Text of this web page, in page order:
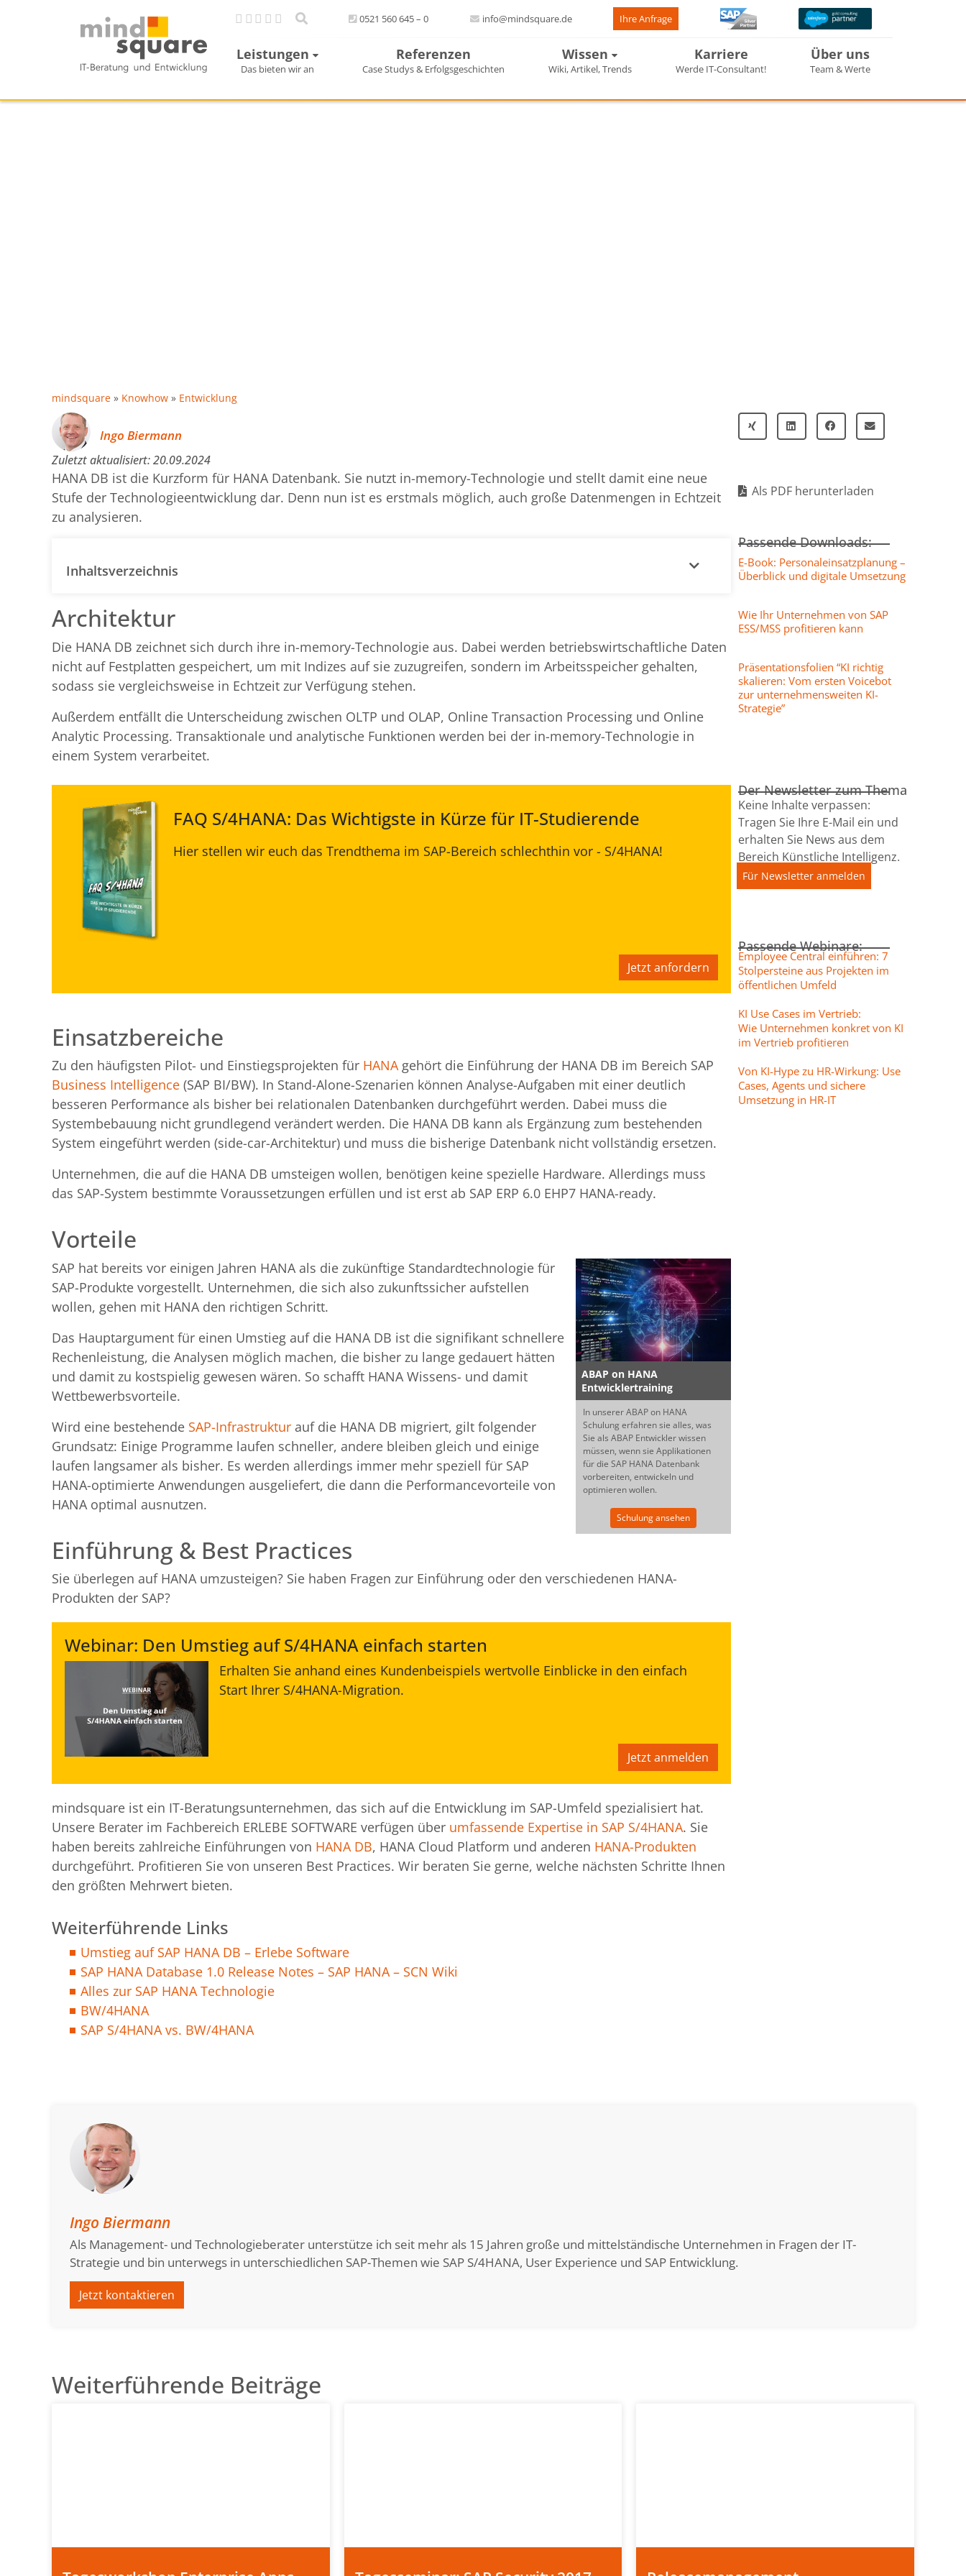
0521 560 645 – 0 info@mindsquare.de Ihre Anfrage
Leistungen
Das bieten wir an
Referenzen
Case Studys & Erfolgsgeschichten
Wissen
Wiki, Artikel, Trends
Karriere
Werde IT-Consultant!
Über uns
Team & Werte
mindsquare » Knowhow » Entwicklung
Ingo Biermann
Zuletzt aktualisiert:20.09.2024
HANA DB ist die Kurzform für HANA Datenbank. Sie nutzt in-memory-Technologie und stellt damit eine neue
Stufe der Technologieentwicklung dar. Denn nun ist es erstmals möglich, auch große Datenmengen in Echtzeit
zu analysieren.
Inhaltsverzeichnis
Architektur
Die HANA DB zeichnet sich durch ihre in-memory-Technologie aus. Dabei werden betriebswirtschaftliche Daten
nicht auf Festplatten gespeichert, um mit Indizes auf sie zuzugreifen, sondern im Arbeitsspeicher gehalten,
sodass sie vergleichsweise in Echtzeit zur Verfügung stehen.
Außerdem entfällt die Unterscheidung zwischen OLTP und OLAP, Online Transaction Processing und Online
Analytic Processing. Transaktionale und analytische Funktionen werden bei der in-memory-Technologie in
einem System verarbeitet.
FAQ S/4HANA: Das Wichtigste in Kürze für IT-Studierende
Hier stellen wir euch das Trendthema im SAP-Bereich schlechthin vor - S/4HANA!
Jetzt anfordern
Einsatzbereiche
Zu den häufigsten Pilot- und Einstiegsprojekten für HANAgehört die Einführung der HANA DB im Bereich SAP
Business Intelligence (SAP BI/BW). In Stand-Alone-Szenarien können Analyse-Aufgaben mit einer deutlich
besseren Performance als bisher bei relationalen Datenbanken durchgeführt werden. Dabei muss die
Systembebauung nicht grundlegend verändert werden. Die HANA DB kann als Ergänzung zum bestehenden
System eingeführt werden (side-car-Architektur) und muss die bisherige Datenbank nicht vollständig ersetzen.
Unternehmen, die auf die HANA DB umsteigen wollen, benötigen keine spezielle Hardware. Allerdings muss
das SAP-System bestimmte Voraussetzungen erfüllen und ist erst ab SAP ERP 6.0 EHP7 HANA-ready.
Vorteile
ABAP on HANA
Entwicklertraining
In unserer ABAP on HANA
Schulung erfahren sie alles, was
Sie als ABAP Entwickler wissen
müssen, wenn sie Applikationen
für die SAP HANA Datenbank
vorbereiten, entwickeln und
optimieren wollen.
Schulung ansehen
SAP hat bereits vor einigen Jahren HANA als die zukünftige Standardtechnologie für
SAP-Produkte vorgestellt. Unternehmen, die sich also zukunftssicher aufstellen
wollen, gehen mit HANA den richtigen Schritt.
Das Hauptargument für einen Umstieg auf die HANA DB ist die signifikant schnellere
Rechenleistung, die Analysen möglich machen, die bisher zu lange gedauert hätten
und damit zu kostspielig gewesen wären. So schafft HANA Wissens- und damit
Wettbewerbsvorteile.
Wird eine bestehende SAP-Infrastruktur auf die HANA DB migriert, gilt folgender
Grundsatz: Einige Programme laufen schneller, andere bleiben gleich und einige
laufen langsamer als bisher. Es werden allerdings immer mehr speziell für SAP
HANA-optimierte Anwendungen ausgeliefert, die dann die Performancevorteile von
HANA optimal ausnutzen.
Einführung & Best Practices
Sie überlegen auf HANA umzusteigen? Sie haben Fragen zur Einführung oder den verschiedenen HANA-
Produkten der SAP?
Webinar: Den Umstieg auf S/4HANA einfach starten
Erhalten Sie anhand eines Kundenbeispiels wertvolle Einblicke in den einfach
Start Ihrer S/4HANA-Migration.
Jetzt anmelden
mindsquare ist ein IT-Beratungsunternehmen, das sich auf die Entwicklung im SAP-Umfeld spezialisiert hat.
Unsere Berater im Fachbereich ERLEBE SOFTWARE verfügen über umfassende Expertise in SAP S/4HANA. Sie
haben bereits zahlreiche Einführungen von HANA DB, HANA Cloud Platform und anderen HANA-Produkten
durchgeführt. Profitieren Sie von unseren Best Practices. Wir beraten Sie gerne, welche nächsten Schritte Ihnen
den größten Mehrwert bieten.
Weiterführende Links
Umstieg auf SAP HANA DB – Erlebe Software
SAP HANA Database 1.0 Release Notes – SAP HANA – SCN Wiki
Alles zur SAP HANA Technologie
BW/4HANA
SAP S/4HANA vs. BW/4HANA
Als PDF herunterladen
Passende Downloads:
E-Book: Personaleinsatzplanung –
Überblick und digitale Umsetzung
Wie Ihr Unternehmen von SAP
ESS/MSS profitieren kann
Präsentationsfolien “KI richtig
skalieren: Vom ersten Voicebot
zur unternehmensweiten KI-
Strategie”
Der Newsletter zum Thema
Keine Inhalte verpassen:
Tragen Sie Ihre E-Mail ein und
erhalten Sie News aus dem
Bereich Künstliche Intelligenz.
Für Newsletter anmelden
Passende Webinare:
Employee Central einführen: 7
Stolpersteine aus Projekten im
öffentlichen Umfeld
KI Use Cases im Vertrieb:
Wie Unternehmen konkret von KI
im Vertrieb profitieren
Von KI-Hype zu HR-Wirkung: Use
Cases, Agents und sichere
Umsetzung in HR-IT
Ingo Biermann
Als Management- und Technologieberater unterstütze ich seit mehr als 15 Jahren große und mittelständische Unternehmen in Fragen der IT-
Strategie und bin unterwegs in unterschiedlichen SAP-Themen wie SAP S/4HANA, User Experience und SAP Entwicklung.
Jetzt kontaktieren
Weiterführende Beiträge